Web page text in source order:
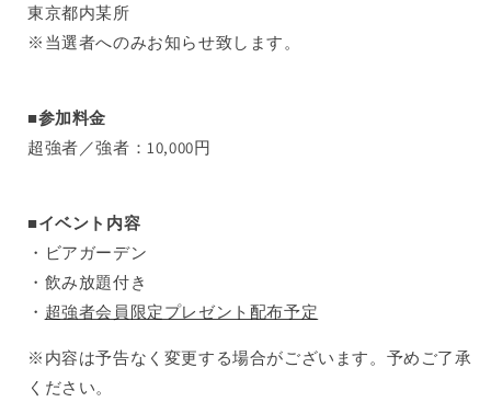
東京都内某所
※当選者へのみお知らせ致します。
■参加料金
超強者／強者：10,000円
■イベント内容
・ビアガーデン
・飲み放題付き
・ 超強者会員限定プレゼント配布予定
※内容は予告なく変更する場合がございます。予めご了承
ください。